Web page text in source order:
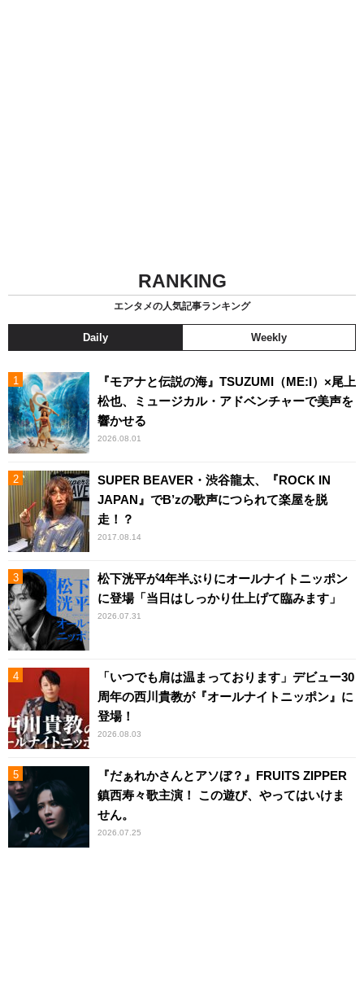
RANKING
エンタメの人気記事ランキング
Daily Weekly
『モアナと伝説の海』TSUZUMI（ME:I）×尾上
松也、ミュージカル・アドベンチャーで美声を
響かせる
2026.08.01
SUPER BEAVER・渋谷龍太、『ROCK IN
JAPAN』でB’zの歌声につられて楽屋を脱
走！？
2017.08.14
松下洸平が4年半ぶりにオールナイトニッポン
に登場「当日はしっかり仕上げて臨みます」
2026.07.31
「いつでも肩は温まっております」デビュー30
周年の西川貴教が『オールナイトニッポン』に
登場！
2026.08.03
『だぁれかさんとアソぼ？』FRUITS ZIPPER
鎮西寿々歌主演！ この遊び、やってはいけま
せん。
2026.07.25